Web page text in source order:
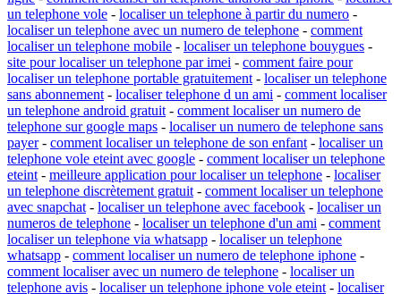
un telephone vole - localiser un telephone à partir du numero -
localiser un telephone avec un numero de telephone - comment
localiser un telephone mobile - localiser un telephone bouygues -
site pour localiser un telephone par imei - comment faire pour
localiser un telephone portable gratuitement - localiser un telephone
sans abonnement - localiser telephone d un ami - comment localiser
un telephone android gratuit - comment localiser un numero de
telephone sur google maps - localiser un numero de telephone sans
payer- comment localiser un telephone de son enfant - localiser un
telephone vole eteint avec google - comment localiser un telephone
eteint - meilleure application pour localiser un telephone - localiser
un telephone discrètement gratuit - comment localiser un telephone
avec snapchat - localiser un telephone avec facebook - localiser un
numeros de telephone - localiser un telephone d'un ami - comment
localiser un telephone via whatsapp - localiser un telephone
whatsapp - comment localiser un numero de telephone iphone -
comment localiser avec un numero de telephone - localiser un
telephone avis - localiser un telephone iphone vole eteint - localiser